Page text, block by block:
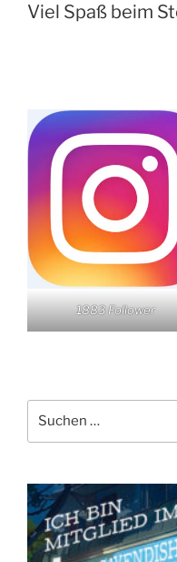
Viel Spaß beim
1883 Follower
nach: